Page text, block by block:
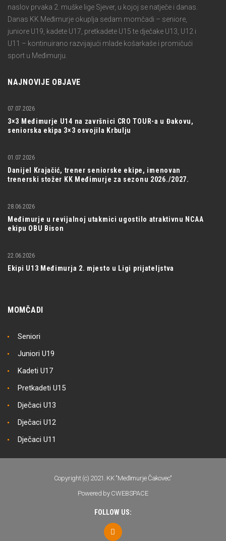
naslov prvaka 2. muške lige Sjever, u kojoj se natječe i danas.
Danas KK Međimurje okuplja sedam momčadi – seniore,
juniore U19, kadete U17, pretkadete U15 te dječake U13, U12 i
U11 – kontinuirano razvijajući mlade košarkaše i promičući
sport u Međimurju.
NAJNOVIJE OBJAVE
3×3 Međimurje U14 na završnici CRO TOUR-a u Đakovu,
seniorska ekipa 3×3 osvojila Krbulju
07.07.2026
Danijel Krajačić, trener seniorske ekipe, imenovan
trenerski stožer KK Međimurje za sezonu 2026./2027.
01.07.2026
Međimurje u revijalnoj utakmici ugostilo atraktivnu NCAA
ekipu OBU Bison
28.06.2026
Ekipi U13 Međimurja 2. mjesto u Ligi prijateljstva
22.06.2026
MOMČADI
Seniori
Juniori U19
Kadeti U17
Pretkadeti U15
Dječaci U13
Dječaci U12
Dječaci U11
Copyright (c) 2021. KK "Međimurje Čakovec"
Powered by CWEBSPACE
FOLLOW US: